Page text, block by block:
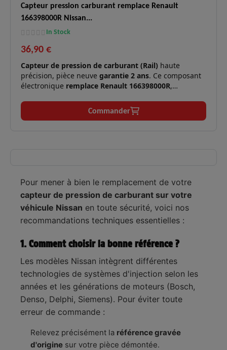
Capteur pression carburant remplace Renault
166398000R Nissan...
In Stock
36,90 €
Capteur de pression de carburant (Rail) haute
précision, pièce neuve garantie 2 ans. Ce composant
électronique remplace Renault 166398000R,
Nissan 1663900Q0B . Il assure la surveillance critique
de la pression dans la rampe commune pour les
✅
Symptômes
résolus :
de puissance soudaine, ralenti
instable et calages.
✅
Technologie haute résistance conforme
aux exigences des systèmes Common Rail
Logistique
:
En stock, expédition immédiate,
livraison express 48h.
Commander
Pour mener à bien le remplacement de votre
capteur de pression de carburant sur votre
véhicule Nissan en toute sécurité, voici nos
recommandations techniques essentielles :
1. Comment choisir la bonne référence ?
Les modèles Nissan intègrent différentes
technologies de systèmes d'injection selon les
années et les générations de moteurs (Bosch,
Denso, Delphi, Siemens). Pour éviter toute
erreur de commande :
Relevez précisément la référence gravée
d'origine sur votre pièce démontée.